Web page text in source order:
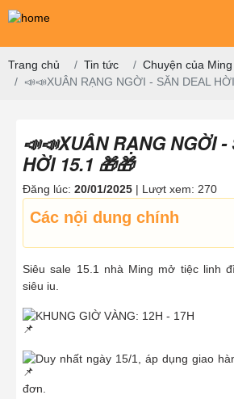
Trang chủ Tin tức
Chuyện của Ming
📣📣XUÂN RẠNG NGỜI - SĂN DEAL
📣📣XUÂN RẠNG NGỜI
HỜI 15.1 🎁🎁
Đăng lúc: 20/01/2025 | Lượt xem: 270
Các nội dung chính
Siêu sale 15.1 nhà Ming mở tiệc linh
siêu iu.
KHUNG GIỜ VÀNG: 12H - 17H
Duy nhất ngày 15/1, áp dụng giao
đơn.